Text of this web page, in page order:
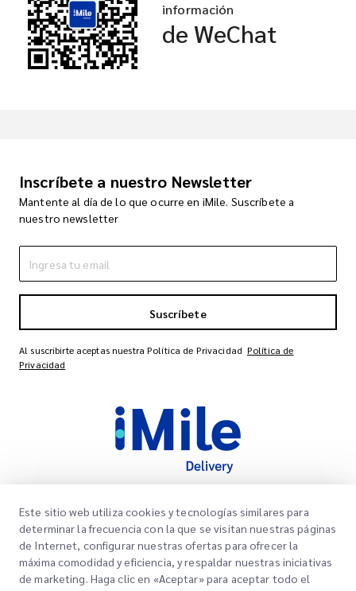
información
de WeChat
Inscríbete a nuestro Newsletter
Mantente al día de lo que ocurre en iMile. Suscríbete a
nuestro newsletter
Suscríbete
Al suscribirte aceptas nuestra Política de Privacidad Política de
Privacidad
Links Rápidos
Oficinas
Solicitar una cotización
Corporativo
Sobre nosotros
Nuestros Servicios
Este sitio web utiliza cookies y tecnologías similares para
determinar la frecuencia con la que se visitan nuestras páginas
de Internet, configurar nuestras ofertas para ofrecer la
máxima comodidad y eficiencia, y respaldar nuestras iniciativas
de marketing. Haga clic en «Aceptar» para aceptar todo el